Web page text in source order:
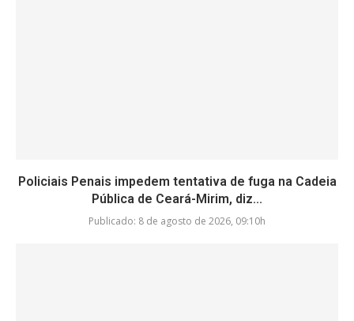
Policiais Penais impedem tentativa de fuga na Cadeia
Pública de Ceará-Mirim, diz...
Publicado: 8 de agosto de 2026, 09:10h